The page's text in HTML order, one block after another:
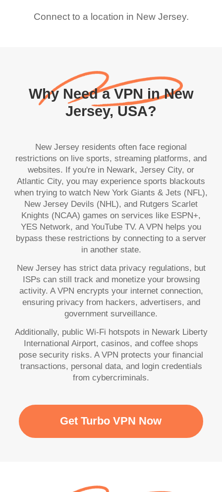
Connect to a location in New Jersey.
Why Need a VPN in New
Jersey, USA?
New Jersey residents often face regional
restrictions on live sports, streaming platforms, and
websites. If you're in Newark, Jersey City, or
Atlantic City, you may experience sports blackouts
when trying to watch New York Giants & Jets (NFL),
New Jersey Devils (NHL), and Rutgers Scarlet
Knights (NCAA) games on services like ESPN+,
YES Network, and YouTube TV. A VPN helps you
bypass these restrictions by connecting to a server
in another state.
New Jersey has strict data privacy regulations, but
ISPs can still track and monetize your browsing
activity. A VPN encrypts your internet connection,
ensuring privacy from hackers, advertisers, and
government surveillance.
Additionally, public Wi-Fi hotspots in Newark Liberty
International Airport, casinos, and coffee shops
pose security risks. A VPN protects your financial
transactions, personal data, and login credentials
from cybercriminals.
Get Turbo VPN Now